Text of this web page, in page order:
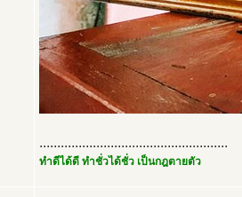
.....................................................
ทำดีได้ดี ทำชั่วได้ชั่ว เป็นกฎตายตัว